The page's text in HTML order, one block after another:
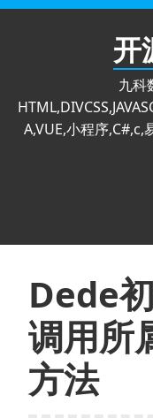
跳
开
九科
A,VUE,小程序,C#,c,
Dede
调用所
方法